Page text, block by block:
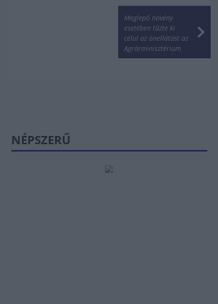
Meglepő növény
esetében tűzte ki
célul az önellátást az
Agrárminisztérium
NÉPSZERŰ